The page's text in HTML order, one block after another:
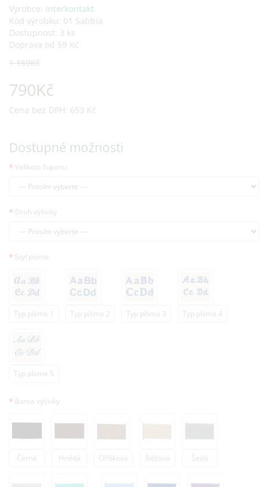
Výrobce: Interkontakt
Kód výrobku: 01 Sabbia
Dostupnost: 3 ks
Doprava od 59 Kč
1 159Kč
790Kč
Cena bez DPH: 653 Kč
Dostupné možnosti
Velikost županu
Druh výšivky
Styl písma
Typ písma 1 Typ písma 2 Typ písma 3 Typ písma 4
Typ písma 5
Barva výšivky
Černá Hnědá Oříšková Béžová Šedá